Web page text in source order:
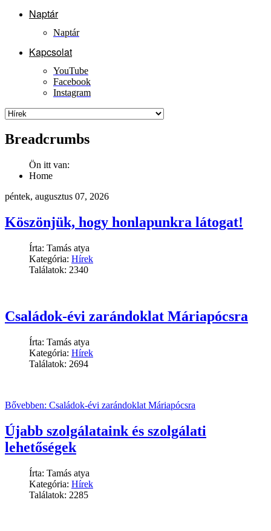
Naptár
Naptár
Kapcsolat
YouTube
Facebook
Instagram
Breadcrumbs
Ön itt van:
Home
péntek, augusztus 07, 2026
Köszönjük, hogy honlapunkra látogat!
Írta: Tamás atya
Kategória: Hírek
Találatok: 2340
Családok-évi zarándoklat Máriapócsra
Írta: Tamás atya
Kategória: Hírek
Találatok: 2694
Bővebben: Családok-évi zarándoklat Máriapócsra
Újabb szolgálataink és szolgálati
lehetőségek
Írta: Tamás atya
Kategória: Hírek
Találatok: 2285